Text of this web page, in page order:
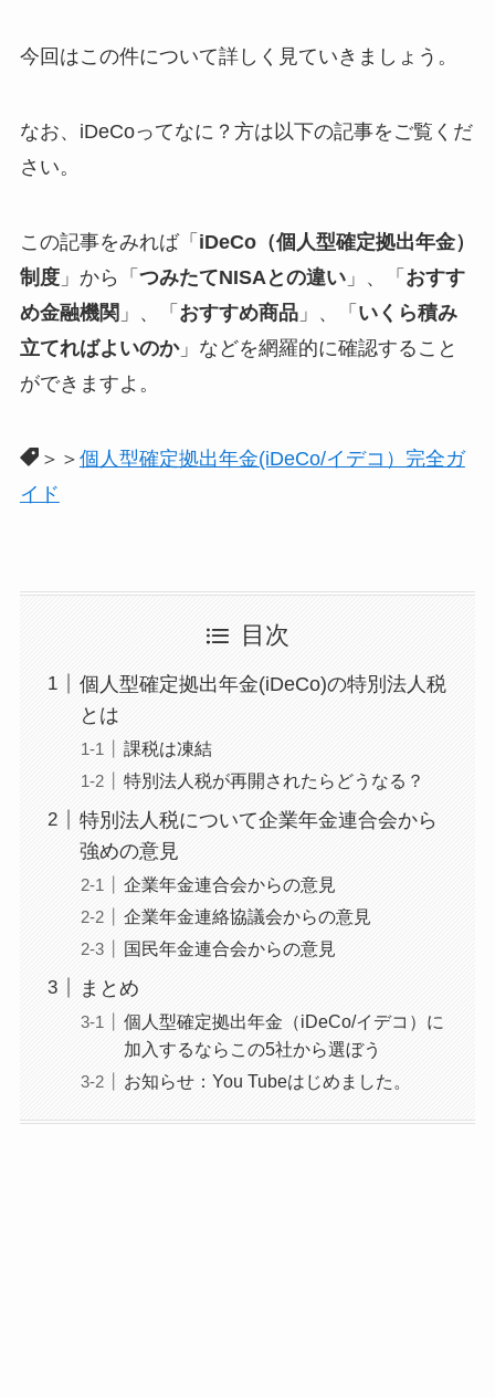
今回はこの件について詳しく見ていきましょう。
なお、iDeCoってなに？方は以下の記事をご覧くだ
さい。
この記事をみれば「 iDeCo（個人型確定拠出年金）
制度」から「 つみたてNISAとの違い」、「 おすす
め金融機関 」、「 おすすめ商品」、「 いくら積み
立てればよいのか」などを網羅的に確認すること
ができますよ。
＞＞ 個人型確定拠出年金(iDeCo/イデコ）完全ガ
イド
目次
個人型確定拠出年金(iDeCo)の特別法人税
とは
課税は凍結
特別法人税が再開されたらどうなる？
特別法人税について企業年金連合会から
強めの意見
企業年金連合会からの意見
企業年金連絡協議会からの意見
国民年金連合会からの意見
まとめ
個人型確定拠出年金（iDeCo/イデコ）に
加入するならこの5社から選ぼう
お知らせ：You Tubeはじめました。